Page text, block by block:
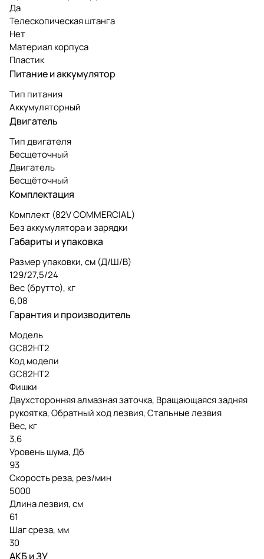
Да
Телескопическая штанга
Нет
Материал корпуса
Пластик
Питание и аккумулятор
Тип питания
Аккумуляторный
Двигатель
Тип двигателя
Бесщеточный
Двигатель
Бесщёточный
Комплектация
Комплект (82V COMMERCIAL)
Без аккумулятора и зарядки
Габариты и упаковка
Размер упаковки, см (Д/Ш/В)
129/27,5/24
Вес (брутто), кг
6,08
Гарантия и производитель
Модель
GC82HT2
Код модели
GC82HT2
Фишки
Двухсторонняя алмазная заточка, Вращающаяся задняя
рукоятка, Обратный ход лезвия, Стальные лезвия
Вес, кг
3,6
Уровень шума, Дб
93
Скорость реза, рез/мин
5000
Длина лезвия, см
61
Шаг среза, мм
30
АКБ и ЗУ